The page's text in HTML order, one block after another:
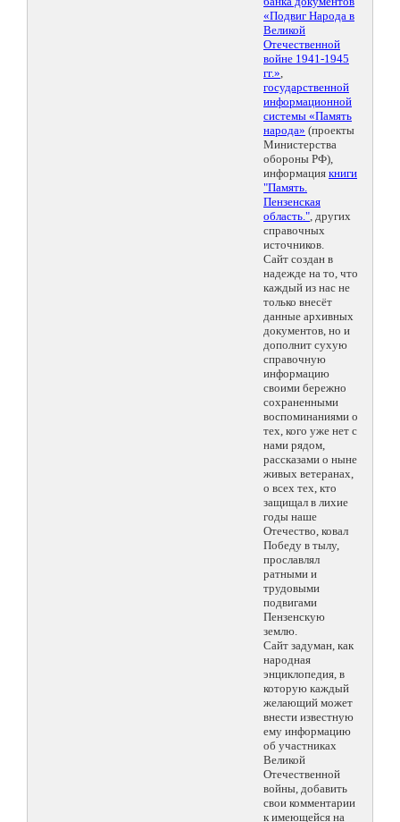
«Подвиг Народа в
Великой
Отечественной
войне 1941-1945
гг.»,
государственной
информационной
системы «Память
народа» (проекты
Министерства
обороны РФ),
информация книги
"Память.
Пензенская
область.", других
справочных
источников.
Сайт создан в
надежде на то, что
каждый из нас не
только внесёт
данные архивных
документов, но и
дополнит сухую
справочную
информацию
своими бережно
сохраненными
воспоминаниями о
тех, кого уже нет с
нами рядом,
рассказами о ныне
живых ветеранах,
о всех тех, кто
защищал в лихие
годы наше
Отечество, ковал
Победу в тылу,
прославлял
ратными и
трудовыми
подвигами
Пензенскую
землю.
Сайт задуман, как
народная
энциклопедия, в
которую каждый
желающий может
внести известную
ему информацию
об участниках
Великой
Отечественной
войны, добавить
свои комментарии
к имеющейся на